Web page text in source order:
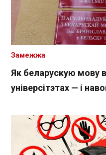
Як беларускую мову
універсітэтах — і
Замежжа